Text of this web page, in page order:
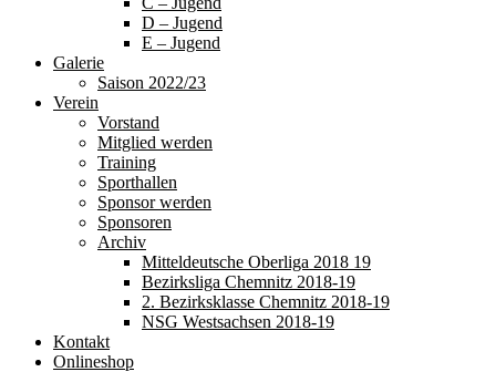
D – Jugend
E – Jugend
Galerie
Saison 2022/23
Verein
Vorstand
Mitglied werden
Training
Sporthallen
Sponsor werden
Sponsoren
Archiv
Mitteldeutsche Oberliga 2018 19
Bezirksliga Chemnitz 2018-19
2. Bezirksklasse Chemnitz 2018-19
NSG Westsachsen 2018-19
Kontakt
Onlineshop